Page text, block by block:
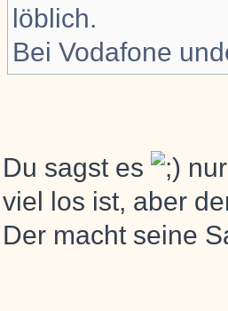
löblich.
Bei Vodafone
Du sagst es
viel los ist, aber
Der macht seine